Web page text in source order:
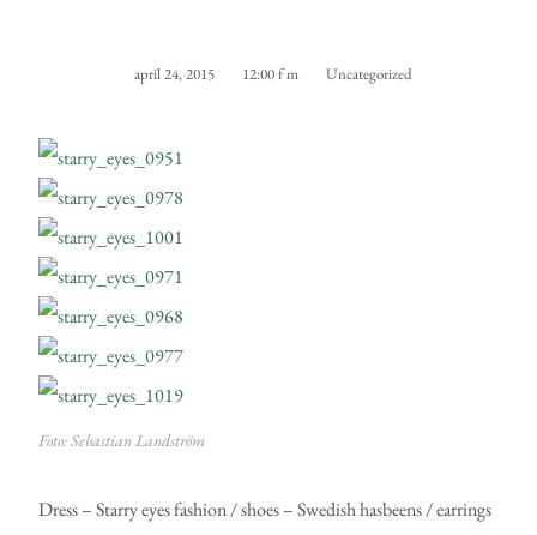
april 24, 2015 12:00 f m Uncategorized
Foto: Sebastian Landström
Dress – Starry eyes fashion / shoes – Swedish hasbeens / earrings